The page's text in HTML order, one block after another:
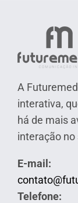
A
interativa,
há de mais
interação
E-mail:
Telefone: